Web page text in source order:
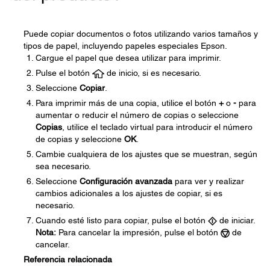
Puede copiar documentos o fotos utilizando varios tamaños y
tipos de papel, incluyendo papeles especiales Epson.
Cargue el papel que desea utilizar para imprimir.
Pulse el botón
de inicio, si es necesario.
Seleccione Copiar.
Para imprimir más de una copia, utilice el botón +o - para
aumentar o reducir el número de copias o seleccione
Copias , utilice el teclado virtual para introducir el número
de copias y seleccione OK.
Cambie cualquiera de los ajustes que se muestran, según
sea necesario.
Seleccione Configuración avanzada para ver y realizar
cambios adicionales a los ajustes de copiar, si es
necesario.
Cuando esté listo para copiar, pulse el botón
de iniciar.
Nota: Para cancelar la impresión, pulse el botón
de
cancelar.
Referencia relacionada